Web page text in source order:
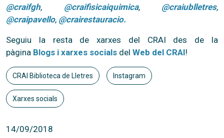
@craifgh, @craifisicaiquimica, @craiublletres,
@craipavello, @crairestauracio.
Seguiu la resta de xarxes del CRAI des de la
pàgina Blogs i xarxes socials del Web del CRAI!
CRAI Biblioteca de Lletres Instagram
Xarxes socials
14/09/2018